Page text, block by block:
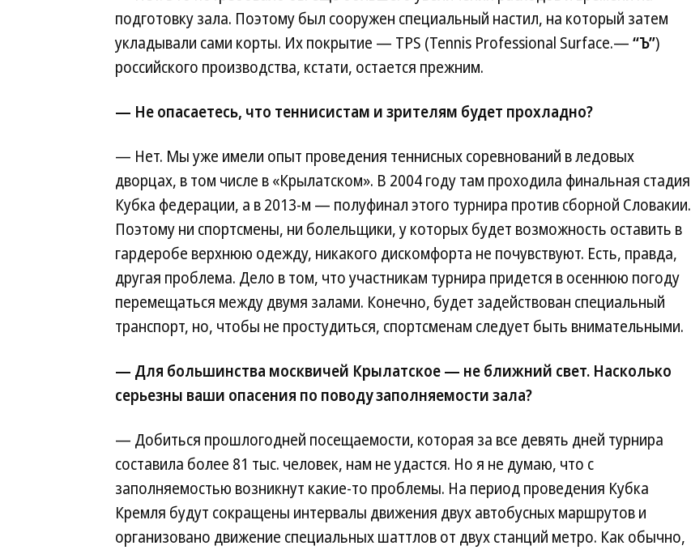
подготовку зала. Поэтому был сооружен специальный настил, на который затем
укладывали сами корты. Их покрытие — TPS (Tennis Professional Surface.—“Ъ”)
российского производства, кстати, остается прежним.
— Не опасаетесь, что теннисистам и зрителям будет прохладно?
— Нет. Мы уже имели опыт проведения теннисных соревнований в ледовых
дворцах, в том числе в «Крылатском». В 2004 году там проходила финальная стадия
Кубка федерации, а в 2013-м — полуфинал этого турнира против сборной Словакии.
Поэтому ни спортсмены, ни болельщики, у которых будет возможность оставить в
гардеробе верхнюю одежду, никакого дискомфорта не почувствуют. Есть, правда,
другая проблема. Дело в том, что участникам турнира придется в осеннюю погоду
перемещаться между двумя залами. Конечно, будет задействован специальный
транспорт, но, чтобы не простудиться, спортсменам следует быть внимательными.
— Для большинства москвичей Крылатское — не ближний свет. Насколько
серьезны ваши опасения по поводу заполняемости зала?
— Добиться прошлогодней посещаемости, которая за все девять дней турнира
составила более 81 тыс. человек, нам не удастся. Но я не думаю, что с
заполняемостью возникнут какие-то проблемы. На период проведения Кубка
Кремля будут сокращены интервалы движения двух автобусных маршрутов и
организовано движение специальных шаттлов от двух станций метро. Как обычно,